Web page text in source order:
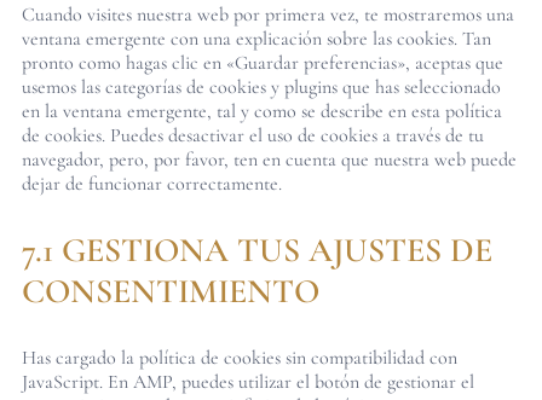
Cuando visites nuestra web por primera vez, te mostraremos una
ventana emergente con una explicación sobre las cookies. Tan
pronto como hagas clic en «Guardar preferencias», aceptas que
usemos las categorías de cookies y plugins que has seleccionado
en la ventana emergente, tal y como se describe en esta política
de cookies. Puedes desactivar el uso de cookies a través de tu
navegador, pero, por favor, ten en cuenta que nuestra web puede
dejar de funcionar correctamente.
7.1 GESTIONA TUS AJUSTES DE
CONSENTIMIENTO
Has cargado la política de cookies sin compatibilidad con
JavaScript. En AMP, puedes utilizar el botón de gestionar el